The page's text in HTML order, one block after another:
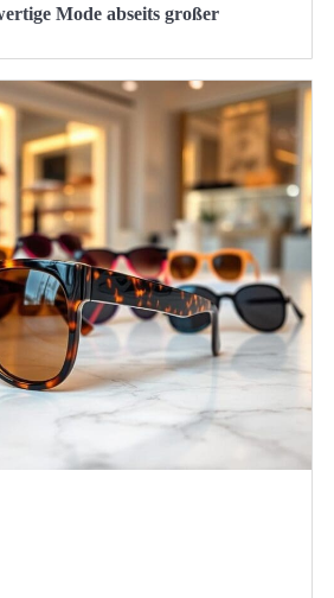
Mode abseits großer